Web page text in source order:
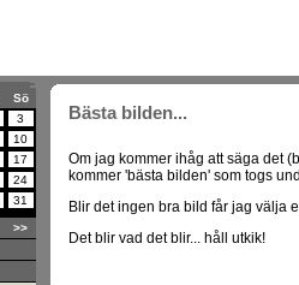
Sö
3
10
17
24
31
>>
Bästa bilden...
Om jag kommer ihåg att säga det
kommer 'bästa bilden' som togs
Blir det ingen bra bild får jag välja
Det blir vad det blir... håll utkik!